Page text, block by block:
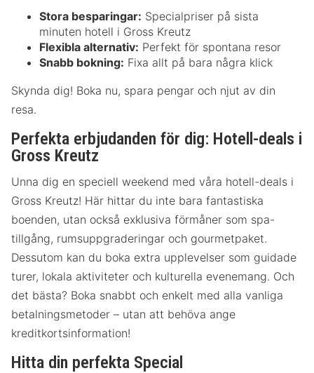
Stora besparingar: Specialpriser på sista
minuten hotell i Gross Kreutz
Flexibla alternativ: Perfekt för spontana resor
Snabb bokning: Fixa allt på bara några klick
Skynda dig! Boka nu, spara pengar och njut av din
resa.
Perfekta erbjudanden för dig: Hotell-deals i
Gross Kreutz
Unna dig en speciell weekend med våra hotell-deals i
Gross Kreutz! Här hittar du inte bara fantastiska
boenden, utan också exklusiva förmåner som spa-
tillgång, rumsuppgraderingar och gourmetpaket.
Dessutom kan du boka extra upplevelser som guidade
turer, lokala aktiviteter och kulturella evenemang. Och
det bästa? Boka snabbt och enkelt med alla vanliga
betalningsmetoder – utan att behöva ange
kreditkortsinformation!
Hitta din perfekta Special